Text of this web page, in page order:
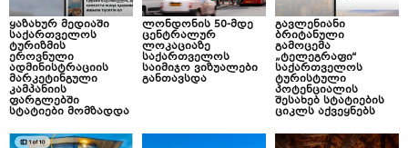
ყაზახურ მედიაში
საქართველოს
ტურიზმის
ეროვნული
ადმინისტრაციის
მარკეტინგული
კამპანიის
ფარგლებში
სტატიები მომზადდა
ლონდონის 50-მდე
ცენტრალურ
ლოკაციაზე
საქართველოს
საიმიჯო ვიზუალები
განთავსდა
გავლენიანი
ბრიტანული
გამოცემა
„ტელეგრაფი“
საქართველოს
ტურისტული
პოტენციალის
შესახებ სტატიების
ციკლს აქვეყნებს